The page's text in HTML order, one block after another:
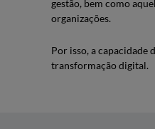
gestão, bem como
organizações.
Por isso, a capacidade
transformação digital.